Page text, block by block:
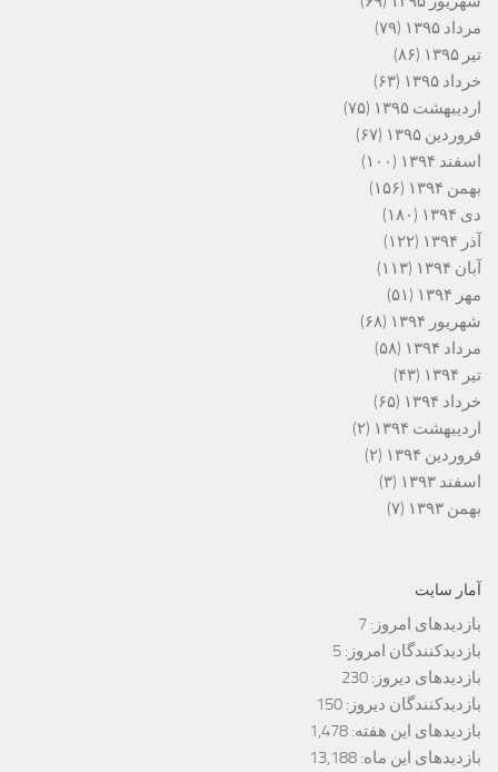
مرداد ۱۳۹۵
(۷۹)
تیر ۱۳۹۵
(۸۶)
خرداد ۱۳۹۵
(۶۳)
اردیبهشت ۱۳۹۵
(۷۵)
فروردین ۱۳۹۵
(۶۷)
اسفند ۱۳۹۴
(۱۰۰)
بهمن ۱۳۹۴
(۱۵۶)
دی ۱۳۹۴
(۱۸۰)
آذر ۱۳۹۴
(۱۲۲)
آبان ۱۳۹۴
(۱۱۳)
مهر ۱۳۹۴
(۵۱)
شهریور ۱۳۹۴
(۶۸)
مرداد ۱۳۹۴
(۵۸)
تیر ۱۳۹۴
(۴۳)
خرداد ۱۳۹۴
(۶۵)
اردیبهشت ۱۳۹۴
(۲)
فروردین ۱۳۹۴
(۲)
اسفند ۱۳۹۳
(۳)
بهمن ۱۳۹۳
(۷)
آمار سایت
بازدیدهای امروز: 7
بازدیدکنندگان امروز: 5
بازدیدهای دیروز: 230
بازدیدکنندگان دیروز: 150
بازدیدهای این هفته: 1,478
بازدیدهای این ماه: 13,188